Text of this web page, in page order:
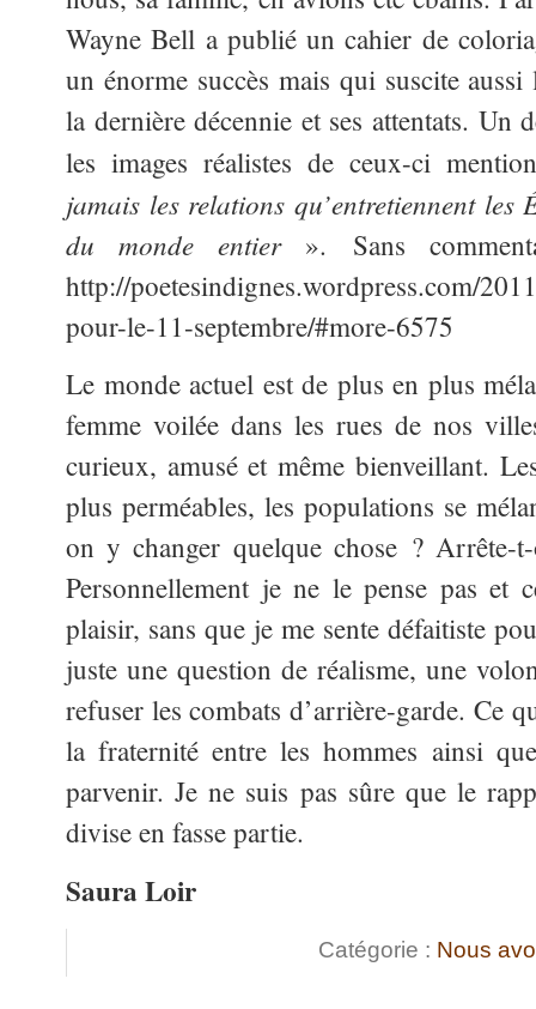
Wayne Bell a publié un cahier de
un énorme succès mais qui suscite
la dernière décennie et ses attentats. Un
les images réalistes de ceux-ci
jamais les relations qu’entretiennent les
du monde entier ». Sans
http://poetesindignes.wordpress.com/
pour-le-11-septembre/#more-6575
Le monde actuel est de plus en plus
femme voilée dans les rues de nos
curieux, amusé et même bienveillant.
plus perméables, les populations se
on y changer quelque chose ? Arrête-
Personnellement je ne le pense pas et
plaisir, sans que je me sente défaitiste
juste une question de réalisme, une
refuser les combats d’arrière-garde. Ce
la fraternité entre les hommes ainsi
parvenir. Je ne suis pas sûre que le
divise en fasse partie.
Saura Loir
Catégorie : Nous